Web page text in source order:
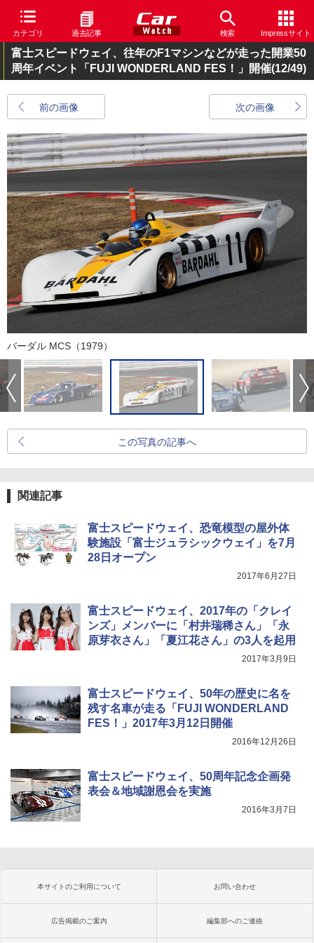
カテゴリ 過去記事 検索 Impressサイト
富士スピードウェイ、往年のF1マシンなどが走った開業50
周年イベント「FUJI WONDERLAND FES！」開催(12/49)
前の画像 次の画像
バーダル MCS（1979）
この写真の記事へ
関連記事
富士スピードウェイ、恐竜模型の屋外体
験施設「富士ジュラシックウェイ」を7月
28日オープン
2017年6月27日
富士スピードウェイ、2017年の「クレイ
ンズ」メンバーに「村井瑞稀さん」「永
原芽衣さん」「夏江花さん」の3人を起用
2017年3月9日
富士スピードウェイ、50年の歴史に名を
残す名車が走る「FUJI WONDERLAND
FES！」2017年3月12日開催
2016年12月26日
富士スピードウェイ、50周年記念企画発
表会＆地域謝恩会を実施
2016年3月7日
本サイトのご利用について お問い合わせ
広告掲載のご案内 編集部へのご連絡